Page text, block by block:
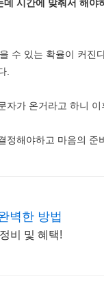
시간에 맞춰서 해
수 있는 확율이 커진
.
가 온거라고 하니
정해야하고 마음의 준
벽한 방법
비 및 혜택!